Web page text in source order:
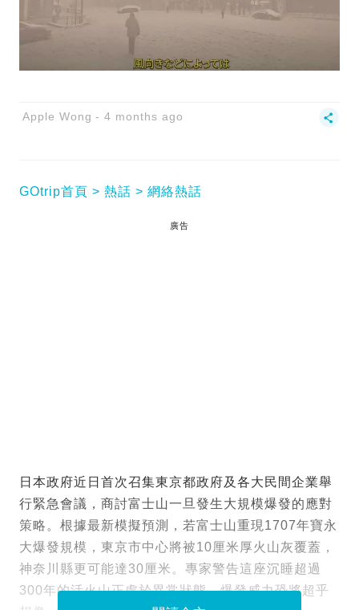
Apple Wong 4 months ago
GOtrip首頁 熱話 網絡熱話
廣告
日本政府近日首次召集東京都政府及各大民間企業舉
行緊急會議，商討富士山一旦發生大規模爆發的應對
策略。根據最新模擬預測，若富士山重現1707年寶永
大爆發規模，東京市中心將被10厘米厚火山灰覆蓋，
神奈川縣更可能達30厘米。專家警告這座沉睡超過
300年的活火山正處於異常狀態，爆發威力恐將超乎